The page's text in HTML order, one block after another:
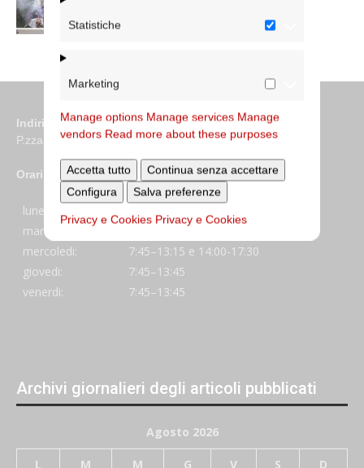
Statistiche
Marketing
Manage options Manage services Manage
vendors Read more about these purposes
Accetta tutto
Continua senza accettare
Configura
Salva preferenze
Privacy e Cookies Privacy e Cookies
Indirizzo
P.zza S. Giovanni in Laterano 6 00184 Roma
Orari
lunedi:
martedi:
7:45–13:15 e 14:00-17:30
mercoledi:
7:45–13:15 e 14:00-17:30
giovedi:
7:45–13:45
venerdi:
7:45–13:45
Archivi giornalieri degli articoli pubblicati
Agosto 2026
L M M G V S D